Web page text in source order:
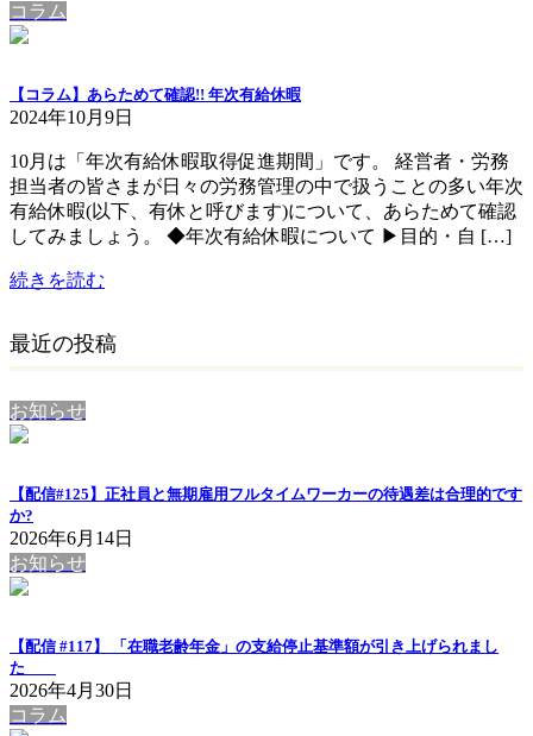
コラム
【コラム】あらためて確認!! 年次有給休暇
2024年10月9日
10月は「年次有給休暇取得促進期間」です。 経営者・労務
担当者の皆さまが日々の労務管理の中で扱うことの多い年次
有給休暇(以下、有休と呼びます)について、あらためて確認
してみましょう。 ◆年次有給休暇について ▶︎目的・自 […]
続きを読む
最近の投稿
お知らせ
【配信#125】正社員と無期雇用フルタイムワーカーの待遇差は合理的です
か?
2026年6月14日
お知らせ
【配信 #117】 「在職老齢年金」の支給停止基準額が引き上げられまし
た
2026年4月30日
コラム